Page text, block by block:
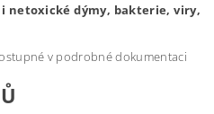
netoxické dýmy, bakterie, viry,
v podrobné dokumentaci